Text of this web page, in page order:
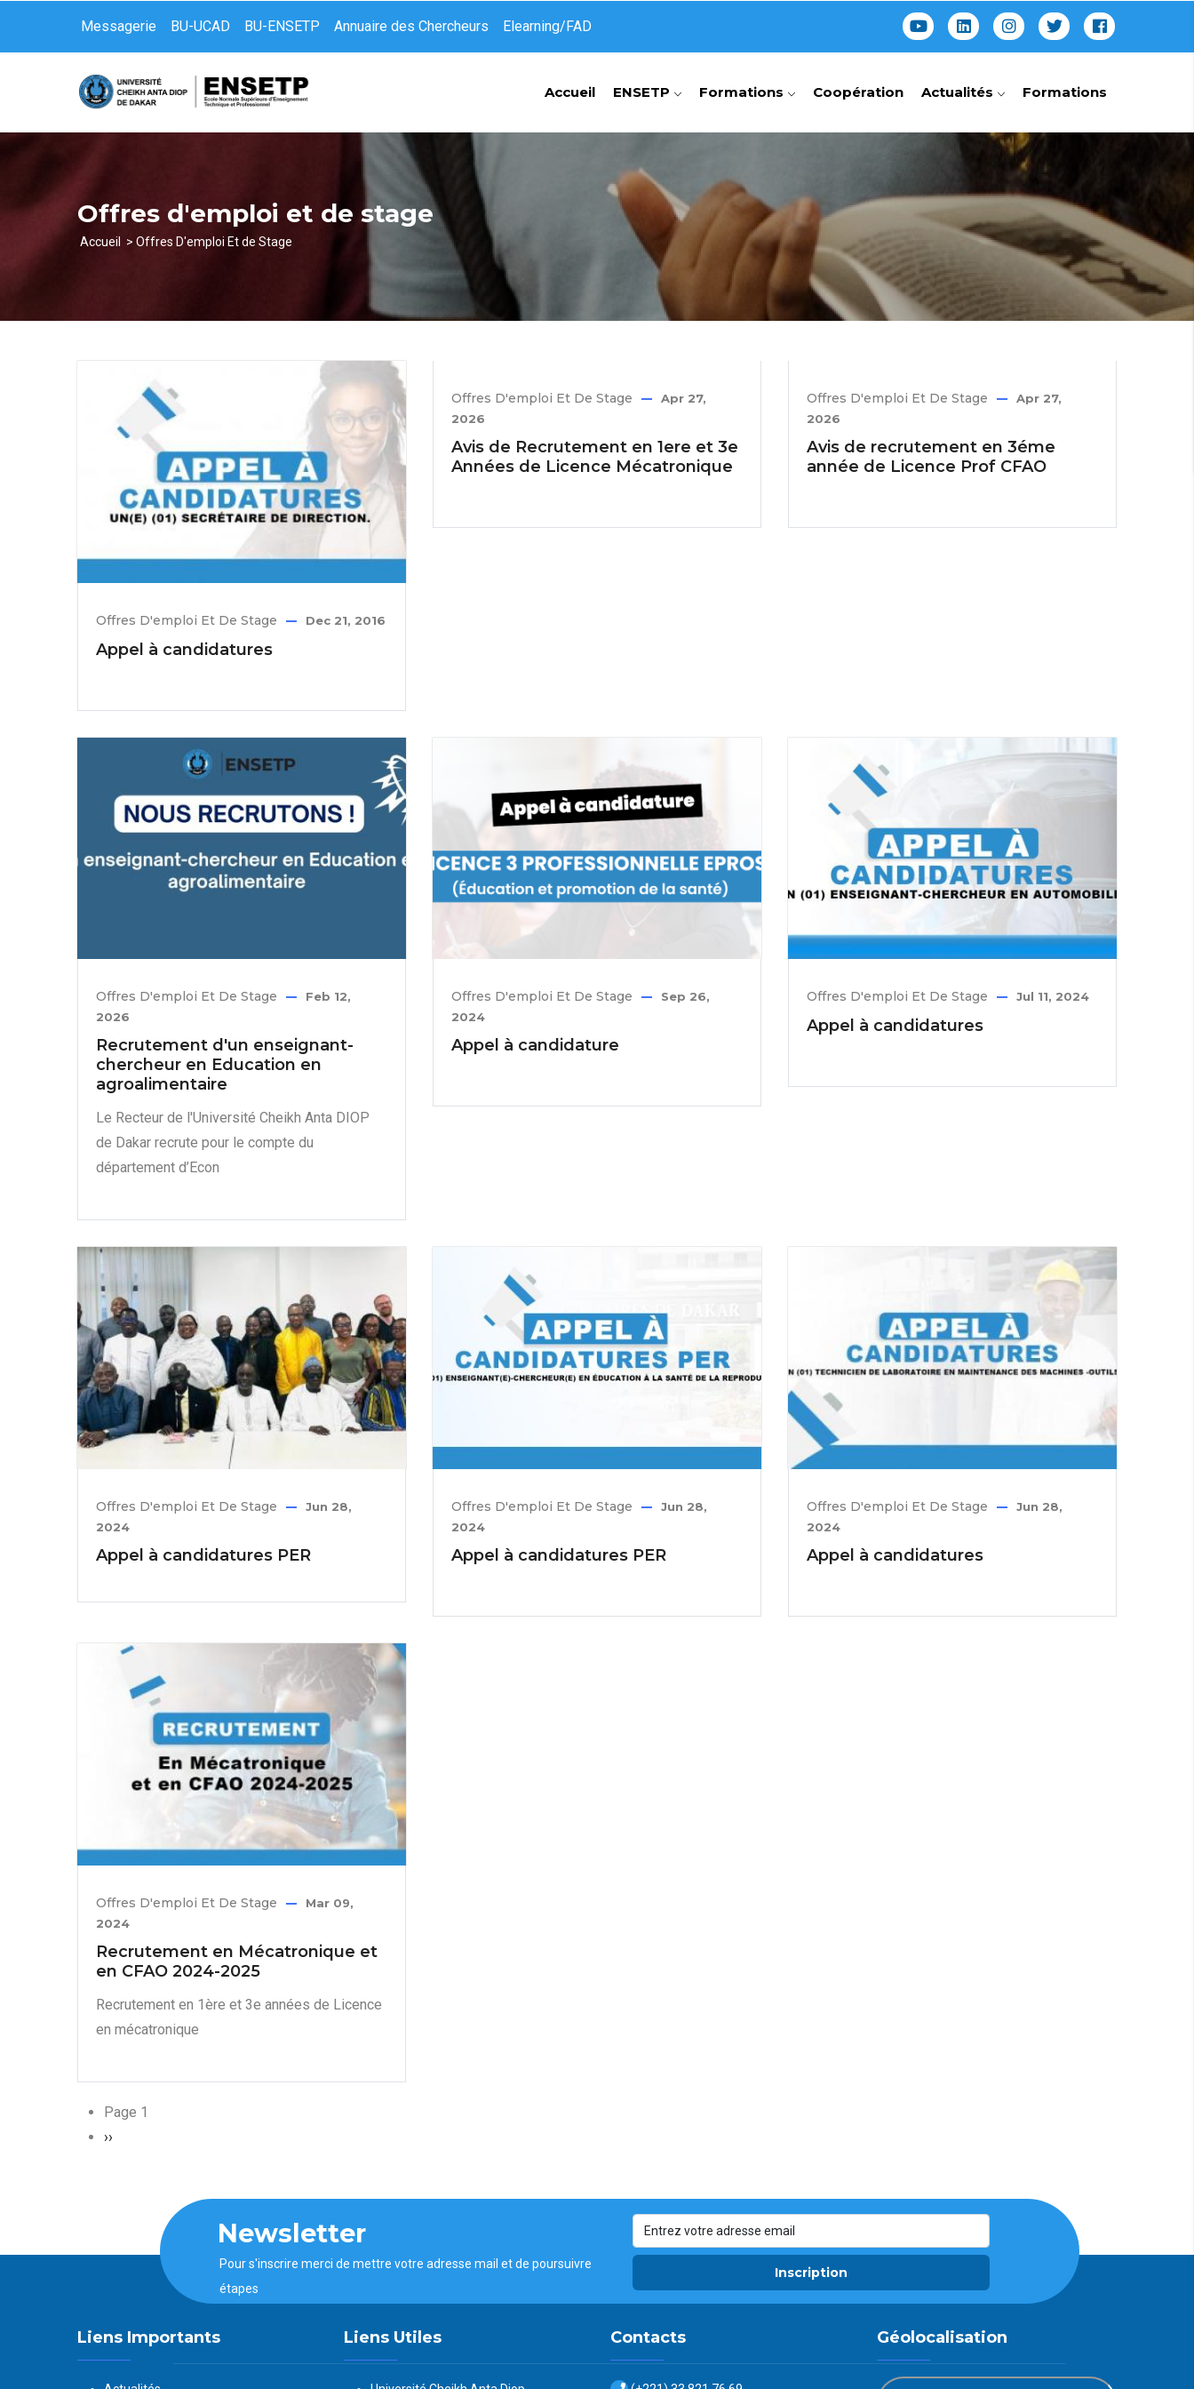
Messagerie BU-UCAD BU-ENSETP Annuaire des Chercheurs Elearning/FAD
Accueil ENSETP Formations Coopération Actualités Formations
Offres d'emploi et de stage
Accueil Offres D'emploi Et de Stage
Offres D'emploi Et De Stage Dec 21, 2016
Appel à candidatures
Offres D'emploi Et De Stage
Apr 27,
2026
Avis de Recrutement en 1ere et 3e
Années de Licence Mécatronique
Offres D'emploi Et De Stage
Apr 27,
2026
Avis de recrutement en 3éme
année de Licence Prof CFAO
Offres D'emploi Et De Stage
Feb 12,
2026
Recrutement d'un enseignant-
chercheur en Education en
agroalimentaire
Le Recteur de l'Université Cheikh Anta DIOP
de Dakar recrute pour le compte du
département d’Econ
Offres D'emploi Et De Stage
Sep 26,
2024
Appel à candidature
Offres D'emploi Et De Stage Jul 11, 2024
Appel à candidatures
Offres D'emploi Et De Stage
Jun 28,
2024
Appel à candidatures PER
Offres D'emploi Et De Stage
Jun 28,
2024
Appel à candidatures PER
Offres D'emploi Et De Stage
Jun 28,
2024
Appel à candidatures
Offres D'emploi Et De Stage
Mar 09,
2024
Recrutement en Mécatronique et
en CFAO 2024-2025
Recrutement en 1ère et 3e années de Licence
en mécatronique
Page 1
Page
››
Newsletter
Pour s'inscrire merci de mettre votre adresse mail et de poursuivre
étapes
Inscription
Liens Importants Liens Utiles Contacts Géolocalisation